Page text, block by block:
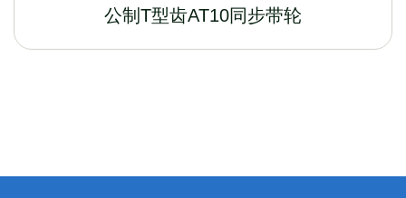
公制T型齿AT10同步带轮